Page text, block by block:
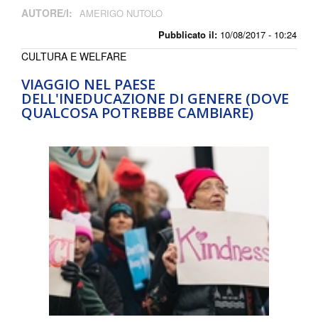
Pubblicato il: 10/08/2017 - 10:24
AUTORE/I: AMERIGO NUTOLO
VIAGGIO NEL PAESE
DELL'INEDUCAZIONE DI GENERE (DOVE
QUALCOSA POTREBBE CAMBIARE)
CULTURA E WELFARE